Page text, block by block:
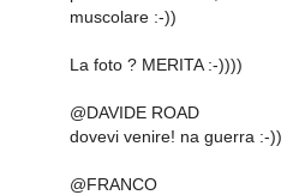
muscolare :-))
La foto ? MERITA :-))))
@DAVIDE ROAD
dovevi venire! na guerra :-))
@FRANCO